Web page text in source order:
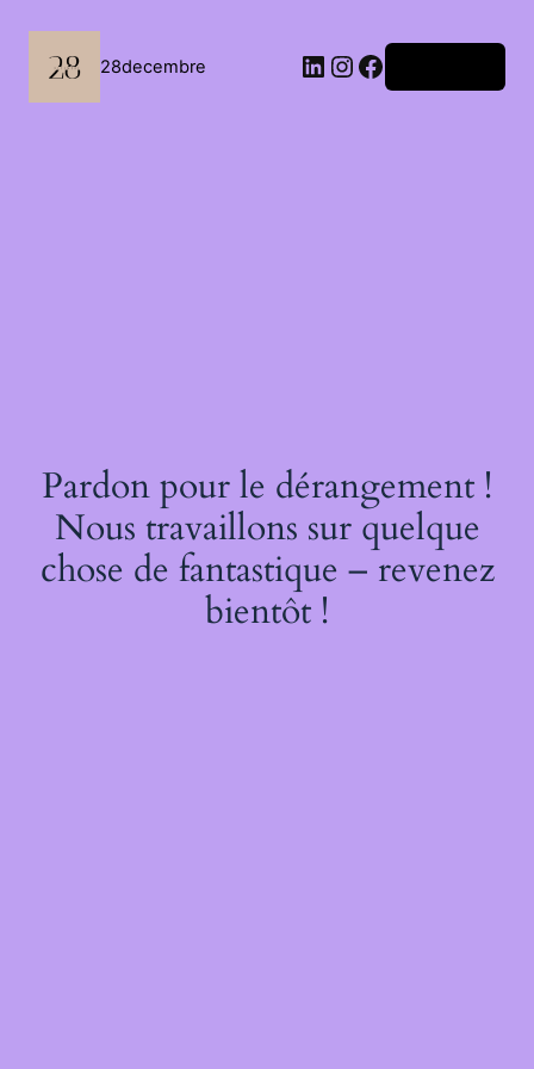
contenu
28decembre LinkedIn
Instagram
Facebook
Pardon pour le dérangement !
Nous travaillons sur quelque
chose de fantastique – revenez
bientôt !